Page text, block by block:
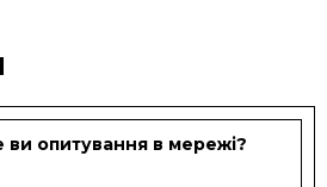
ви опитування в мережі?